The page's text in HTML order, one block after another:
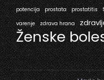
potencija
prostata prostatitis
varenje
zdrava hrana
Ženske